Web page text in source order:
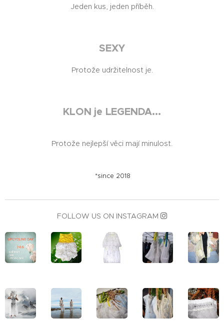
Jeden kus, jeden příběh.
SEXY
Protože udržitelnost je.
KLON je LEGENDA...
Protože nejlepší věci mají minulost.
*since 2018
FOLLOW US ON INSTAGRAM